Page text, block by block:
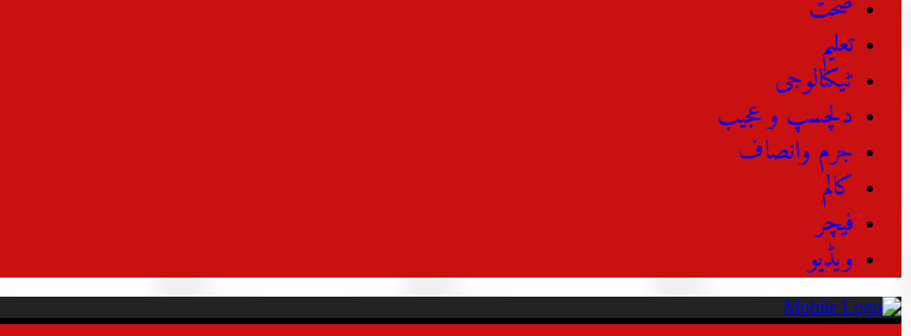
تعلیم
ٹیکنالوجی
دلچسپ و عجیب
جرم وانصاف
کالم
فیچر
ویڈیو